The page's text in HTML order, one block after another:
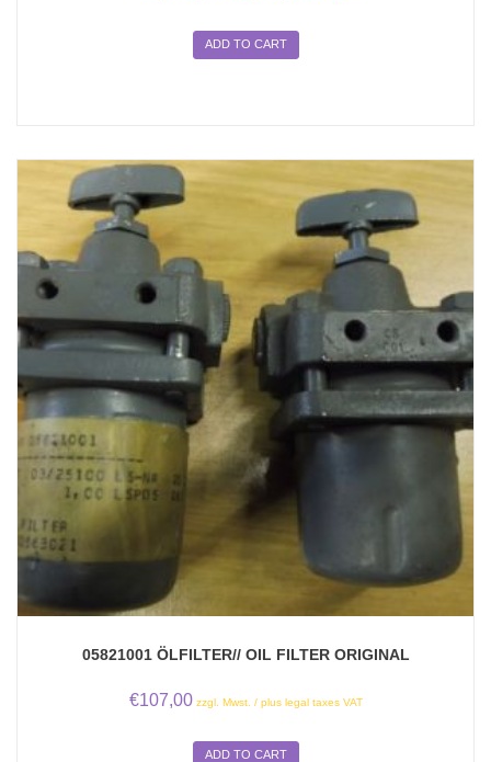
ADD TO CART
05821001 ÖLFILTER// OIL FILTER ORIGINAL
€107,00 zzgl. Mwst. / plus legal taxes VAT
ADD TO CART